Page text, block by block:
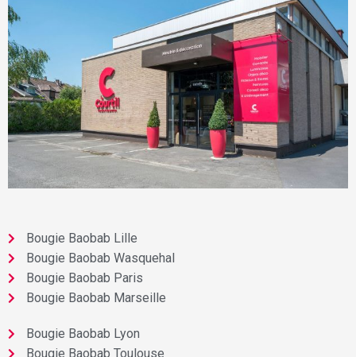
Bougie Baobab Lille
Bougie Baobab Wasquehal
Bougie Baobab Paris
Bougie Baobab Marseille
Bougie Baobab Lyon
Bougie Baobab Toulouse